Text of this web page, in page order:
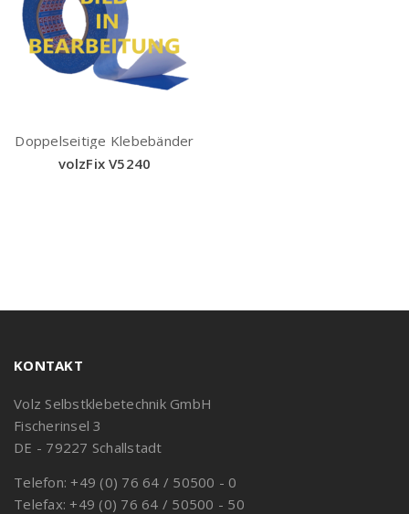
Doppelseitige Klebebänder
volzFix V5240
KONTAKT
Volz Selbstklebetechnik GmbH
Fischerinsel 3
DE - 79227 Schallstadt
Telefon: +49 (0) 76 64 / 50500 - 0
Telefax: +49 (0) 76 64 / 50500 - 50